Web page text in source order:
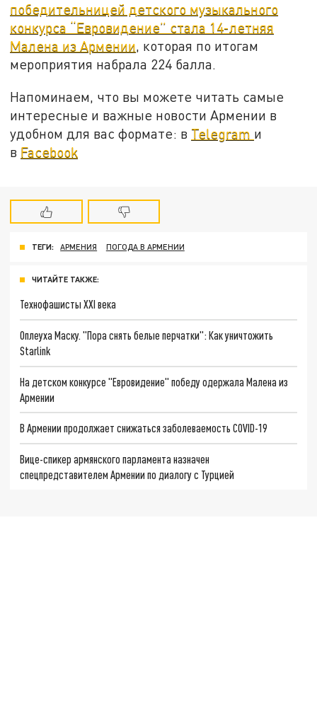
победительницей детского музыкального
конкурса “Евровидение” стала 14-летняя
Малена из Армении, которая по итогам
мероприятия набрала 224 балла.
Напоминаем, что вы можете читать самые
интересные и важные новости Армении в
удобном для вас формате: в Telegram и
в Facebook
ТЕГИ: АРМЕНИЯ ПОГОДА В АРМЕНИИ
ЧИТАЙТЕ ТАКЖЕ:
Технофашисты XXI века
Оплеуха Маску. "Пора снять белые перчатки": Как уничтожить
Starlink
На детском конкурсе "Евровидение" победу одержала Малена из
Армении
В Армении продолжает снижаться заболеваемость COVID-19
Вице-спикер армянского парламента назначен
спецпредставителем Армении по диалогу с Турцией